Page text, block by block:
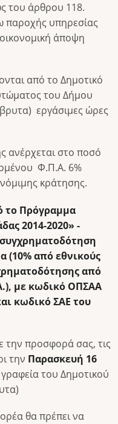
του άρθρου 118.
παροχής υπηρεσίας
άποψη
από το Δημοτικό
του Δήμου
εργάσιμες ώρες
ανέρχεται στο ποσό
Φ.Π.Α. 6%
κράτησης.
το Πρόγραμμα
2014-2020» -
(10% από εθνικούς
από
με κωδικό ΟΠΣΑΑ
κωδικό ΣΑΕ του
την προσφορά σας, τις
την Παρασκευή 16
του Δημοτικού
θα πρέπει να